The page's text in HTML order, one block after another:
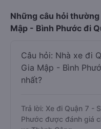
Những câu hỏi
Mập - Bình Phước đi
Câu hỏi: Nhà xe đi
Gia Mập - Bình
nhất?
Trả lời: Xe đi Quận 7 -
Phước được đánh giá